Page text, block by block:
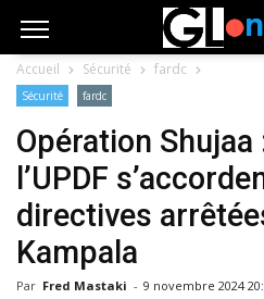
Accueil Sécurité fardc
Sécurité fardc
Opération Shujaa
l’UPDF
directives
Kampala
Par Fred Mastaki - 9 novembre 2024